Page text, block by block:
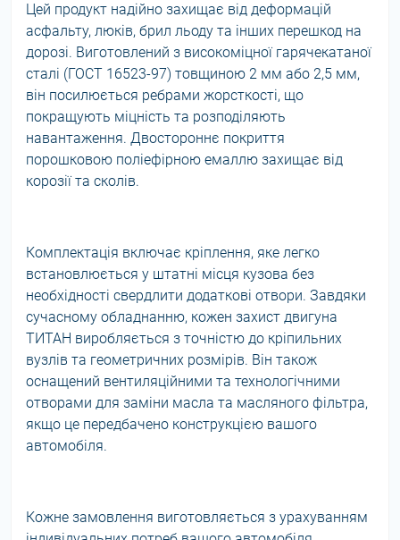
Цей продукт надійно захищає від деформацій
асфальту, люків, брил льоду та інших перешкод на
дорозі. Виготовлений з високоміцної гарячекатаної
сталі (ГОСТ 16523-97) товщиною 2 мм або 2,5 мм,
він посилюється ребрами жорсткості, що
покращують міцність та розподіляють
навантаження. Двостороннє покриття
порошковою поліефірною емаллю захищає від
корозії та сколів.
Комплектація включає кріплення, яке легко
встановлюється у штатні місця кузова без
необхідності свердлити додаткові отвори. Завдяки
сучасному обладнанню, кожен захист двигуна
ТИТАН виробляється з точністю до кріпильних
вузлів та геометричних розмірів. Він також
оснащений вентиляційними та технологічними
отворами для заміни масла та масляного фільтра,
якщо це передбачено конструкцією вашого
автомобіля.
Кожне замовлення виготовляється з урахуванням